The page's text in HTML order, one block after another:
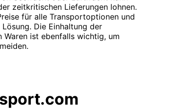
zeitkritischen Lieferungen lohnen.
für alle Transportoptionen und
Die Einhaltung der
ist ebenfalls wichtig, um